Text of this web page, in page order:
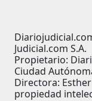
Judicial.com S.A.
Propietario:
Ciudad
Directora:
propiedad